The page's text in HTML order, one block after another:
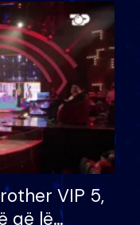
VIP 5,
që lë